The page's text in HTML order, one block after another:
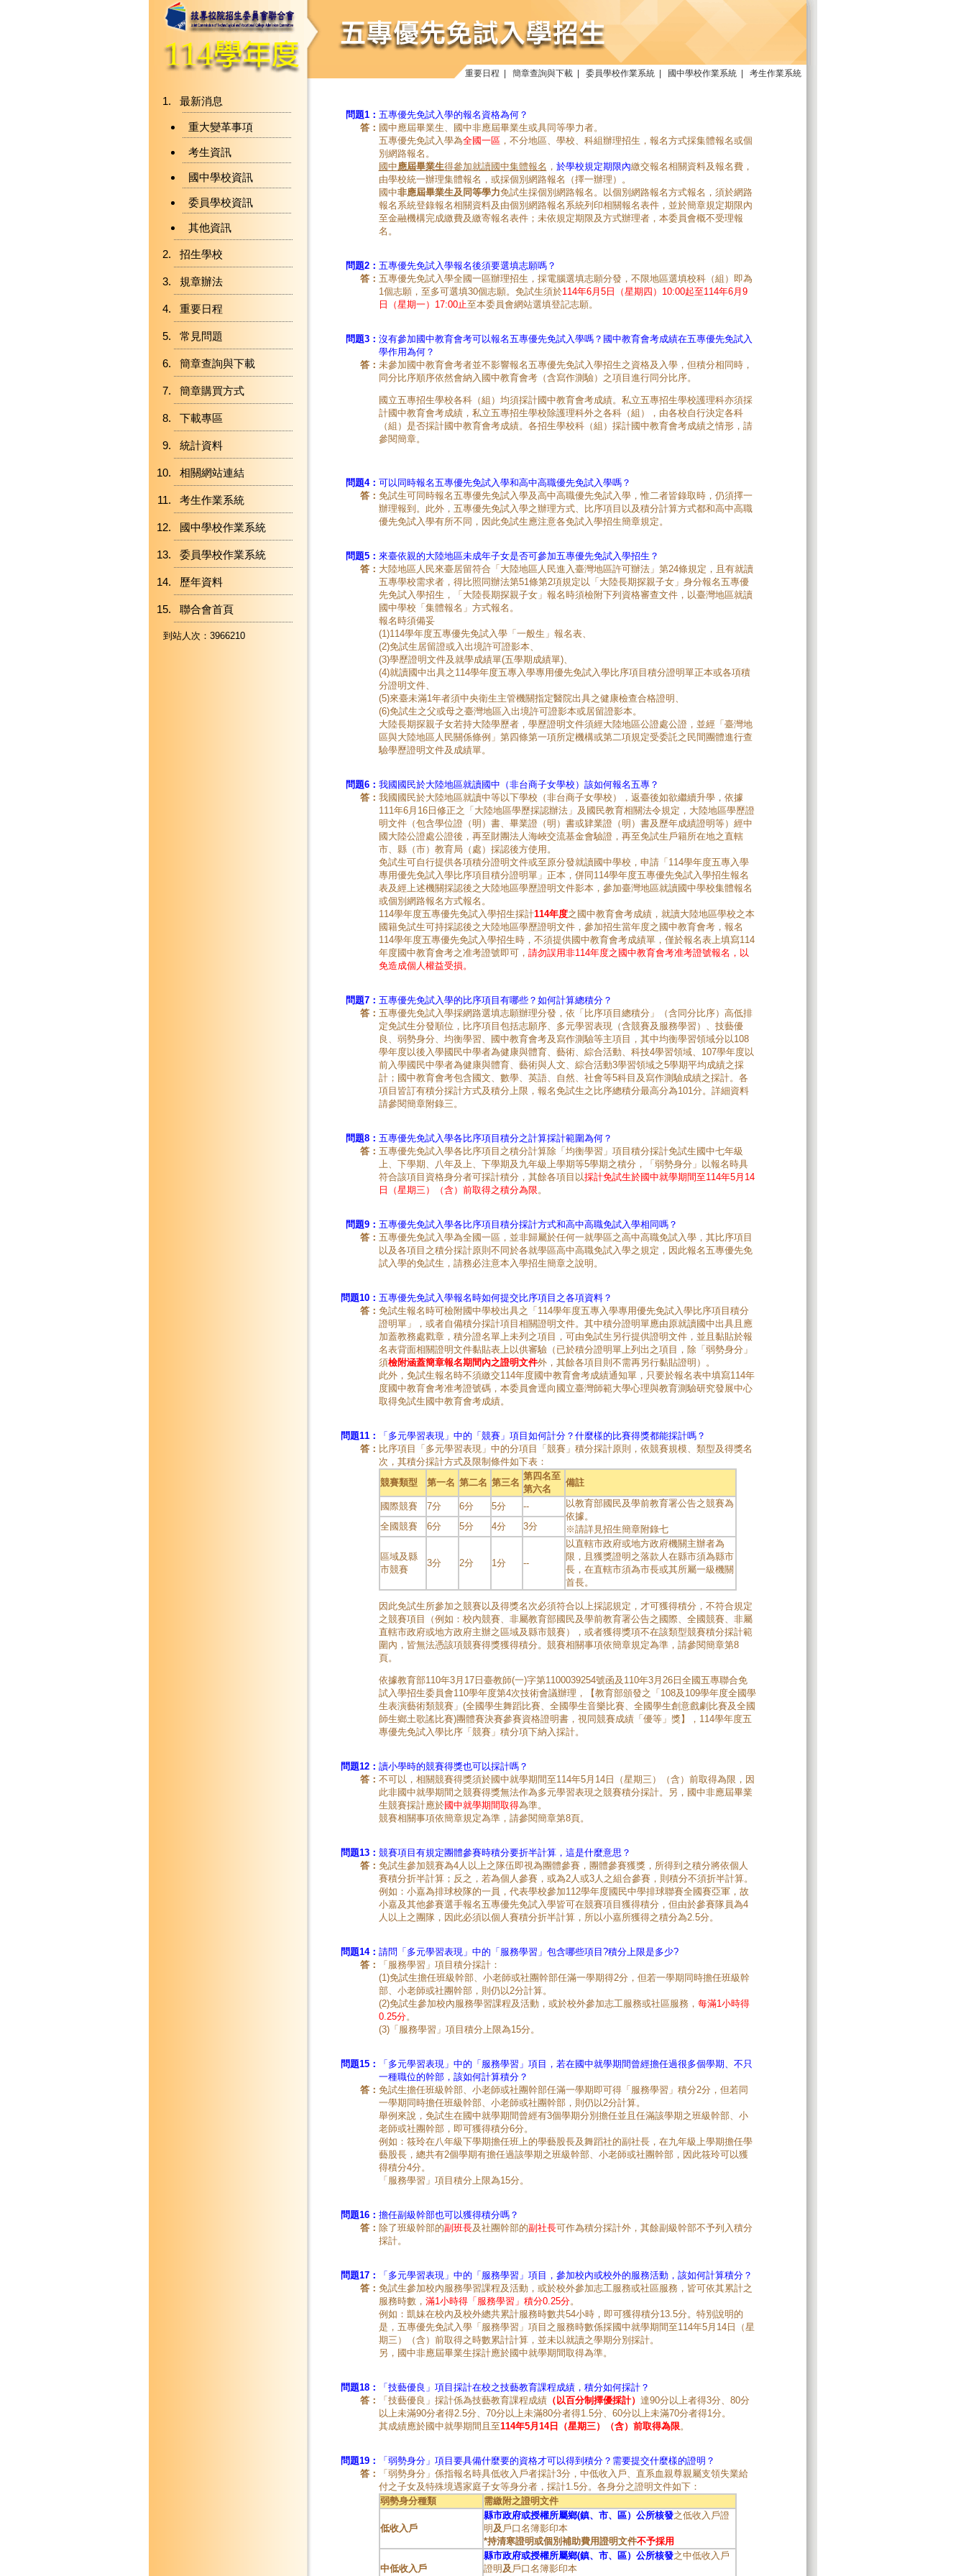
重要日程 簡章查詢與下載 委員學校作業系統 國中學校作業系統 考生作業系統
最新消息
重大變革事項
考生資訊
國中學校資訊
委員學校資訊
其他資訊
招生學校
規章辦法
重要日程
常見問題
簡章查詢與下載
簡章購買方式
下載專區
統計資料
相關網站連結
考生作業系統
國中學校作業系統
委員學校作業系統
歷年資料
聯合會首頁
到站人次：3966210
問題1： 五專優先免試入學的報名資格為何？
答： 國中應屆畢業生、國中非應屆畢業生或具同等學力者。
五專優先免試入學為全國一區，不分地區、學校、科組辦理招生，報名方式採集體報名或個
別網路報名。
國中應屆畢業生得參加就讀國中集體報名 ， 於學校規定期限內繳交報名相關資料及報名費，
由學校統一辦理集體報名，或採個別網路報名（擇一辦理）。
國中非應屆畢業生及同等學力免試生採個別網路報名。以個別網路報名方式報名，須於網路
報名系統登錄報名相關資料及由個別網路報名系統列印相關報名表件，並於簡章規定期限內
至金融機構完成繳費及繳寄報名表件；未依規定期限及方式辦理者，本委員會概不受理報
名。
問題2： 五專優先免試入學報名後須要選填志願嗎？
答： 五專優先免試入學全國一區辦理招生，採電腦選填志願分發，不限地區選填校科（組）即為
1個志願，至多可選填30個志願。免試生須於114年6月5日（星期四）10:00起至114年6月9
日（星期一）17:00止至本委員會網站選填登記志願。
問題3： 沒有參加國中教育會考可以報名五專優先免試入學嗎？國中教育會考成績在五專優先免試入
學作用為何？
答： 未參加國中教育會考者並不影響報名五專優先免試入學招生之資格及入學，但積分相同時，
同分比序順序依然會納入國中教育會考（含寫作測驗）之項目進行同分比序。
國立五專招生學校各科（組）均須採計國中教育會考成績。私立五專招生學校護理科亦須採
計國中教育會考成績，私立五專招生學校除護理科外之各科（組），由各校自行決定各科
（組）是否採計國中教育會考成績。各招生學校科（組）採計國中教育會考成績之情形，請
參閱簡章。
問題4： 可以同時報名五專優先免試入學和高中高職優先免試入學嗎？
答： 免試生可同時報名五專優先免試入學及高中高職優先免試入學，惟二者皆錄取時，仍須擇一
辦理報到。此外，五專優先免試入學之辦理方式、比序項目以及積分計算方式都和高中高職
優先免試入學有所不同，因此免試生應注意各免試入學招生簡章規定。
問題5： 來臺依親的大陸地區未成年子女是否可參加五專優先免試入學招生？
答： 大陸地區人民來臺居留符合「大陸地區人民進入臺灣地區許可辦法」第24條規定，且有就讀
五專學校需求者，得比照同辦法第51條第2項規定以「大陸長期探親子女」身分報名五專優
先免試入學招生，「大陸長期探親子女」報名時須檢附下列資格審查文件，以臺灣地區就讀
國中學校「集體報名」方式報名。
報名時須備妥
(1)114學年度五專優先免試入學「一般生」報名表、
(2)免試生居留證或入出境許可證影本、
(3)學歷證明文件及就學成績單(五學期成績單)、
(4)就讀國中出具之114學年度五專入學專用優先免試入學比序項目積分證明單正本或各項積
分證明文件、
(5)來臺未滿1年者須中央衛生主管機關指定醫院出具之健康檢查合格證明、
(6)免試生之父或母之臺灣地區入出境許可證影本或居留證影本。
大陸長期探親子女若持大陸學歷者，學歷證明文件須經大陸地區公證處公證，並經「臺灣地
區與大陸地區人民關係條例」第四條第一項所定機構或第二項規定受委託之民間團體進行查
驗學歷證明文件及成績單。
問題6： 我國國民於大陸地區就讀國中（非台商子女學校）該如何報名五專？
答： 我國國民於大陸地區就讀中等以下學校（非台商子女學校），返臺後如欲繼續升學，依據
111年6月16日修正之「大陸地區學歷採認辦法」及國民教育相關法令規定，大陸地區學歷證
明文件（包含學位證（明）書、畢業證（明）書或肄業證（明）書及歷年成績證明等）經中
國大陸公證處公證後，再至財團法人海峽交流基金會驗證，再至免試生戶籍所在地之直轄
市、縣（市）教育局（處）採認後方使用。
免試生可自行提供各項積分證明文件或至原分發就讀國中學校，申請「114學年度五專入學
專用優先免試入學比序項目積分證明單」正本，併同114學年度五專優先免試入學招生報名
表及經上述機關採認後之大陸地區學歷證明文件影本，參加臺灣地區就讀國中學校集體報名
或個別網路報名方式報名。
114學年度五專優先免試入學招生採計114年度之國中教育會考成績，就讀大陸地區學校之本
國籍免試生可持採認後之大陸地區學歷證明文件，參加招生當年度之國中教育會考，報名
114學年度五專優先免試入學招生時，不須提供國中教育會考成績單，僅於報名表上填寫114
年度國中教育會考之准考證號即可， 請勿誤用非114年度之國中教育會考准考證號報名，以
免造成個人權益受損。
問題7： 五專優先免試入學的比序項目有哪些？如何計算總積分？
答： 五專優先免試入學採網路選填志願辦理分發，依「比序項目總積分」（含同分比序）高低排
定免試生分發順位，比序項目包括志願序、多元學習表現（含競賽及服務學習）、技藝優
良、弱勢身分、均衡學習、國中教育會考及寫作測驗等主項目，其中均衡學習領域分以108
學年度以後入學國民中學者為健康與體育、藝術、綜合活動、科技4學習領域、107學年度以
前入學國民中學者為健康與體育、藝術與人文、綜合活動3學習領域之5學期平均成績之採
計；國中教育會考包含國文、數學、英語、自然、社會等5科目及寫作測驗成績之採計。各
項目皆訂有積分採計方式及積分上限，報名免試生之比序總積分最高分為101分。詳細資料
請參閱簡章附錄三。
問題8： 五專優先免試入學各比序項目積分之計算採計範圍為何？
答： 五專優先免試入學各比序項目之積分計算除「均衡學習」項目積分採計免試生國中七年級
上、下學期、八年及上、下學期及九年級上學期等5學期之積分，「弱勢身分」以報名時具
符合該項目資格身分者可採計積分，其餘各項目以採計免試生於國中就學期間至114年5月14
日（星期三）（含）前取得之積分為限。
問題9： 五專優先免試入學各比序項目積分採計方式和高中高職免試入學相同嗎？
答： 五專優先免試入學為全國一區，並非歸屬於任何一就學區之高中高職免試入學，其比序項目
以及各項目之積分採計原則不同於各就學區高中高職免試入學之規定，因此報名五專優先免
試入學的免試生，請務必注意本入學招生簡章之說明。
問題10： 五專優先免試入學報名時如何提交比序項目之各項資料？
答： 免試生報名時可檢附國中學校出具之「114學年度五專入學專用優先免試入學比序項目積分
證明單」，或者自備積分採計項目相關證明文件。其中積分證明單應由原就讀國中出具且應
加蓋教務處戳章，積分證名單上未列之項目，可由免試生另行提供證明文件，並且黏貼於報
名表背面相關證明文件黏貼表上以供審驗（已於積分證明單上列出之項目，除「弱勢身分」
須檢附涵蓋簡章報名期間內之證明文件外，其餘各項目則不需再另行黏貼證明）。
此外，免試生報名時不須繳交114年度國中教育會考成績通知單，只要於報名表中填寫114年
度國中教育會考准考證號碼，本委員會逕向國立臺灣師範大學心理與教育測驗研究發展中心
取得免試生國中教育會考成績。
問題11：
「多元學習表現」中的「競賽」項目如何計分？什麼樣的比賽得獎都能採計嗎？
答： 比序項目「多元學習表現」中的分項目「競賽」積分採計原則，依競賽規模、類型及得獎名
次，其積分採計方式及限制條件如下表：
競賽類型
第一名 第二名 第三名
第四名至
第六名
備註
國際競賽 7分 6分 5分 --
以教育部國民及學前教育署公告之競賽為
依據。
※請詳見招生簡章附錄七
全國競賽 6分 5分 4分 3分
區域及縣
市競賽
3分 2分 1分 --
以直轄市政府或地方政府機關主辦者為
限，且獲獎證明之落款人在縣市須為縣市
長，在直轄市須為市長或其所屬一級機關
首長。
因此免試生所參加之競賽以及得獎名次必須符合以上採認規定，才可獲得積分，不符合規定
之競賽項目（例如：校內競賽、非屬教育部國民及學前教育署公告之國際、全國競賽、非屬
直轄市政府或地方政府主辦之區域及縣市競賽），或者獲得獎項不在該類型競賽積分採計範
圍內，皆無法憑該項競賽得獎獲得積分。競賽相關事項依簡章規定為準，請參閱簡章第8
頁。
依據教育部110年3月17日臺教師(一)字第1100039254號函及110年3月26日全國五專聯合免
試入學招生委員會110學年度第4次技術會議辦理，【教育部頒發之「108及109學年度全國學
生表演藝術類競賽」(全國學生舞蹈比賽、全國學生音樂比賽、全國學生創意戲劇比賽及全國
師生鄉土歌謠比賽)團體賽決賽參賽資格證明書，視同競賽成績「優等」獎】，114學年度五
專優先免試入學比序「競賽」積分項下納入採計。
問題12： 讀小學時的競賽得獎也可以採計嗎？
答： 不可以，相關競賽得獎須於國中就學期間至114年5月14日（星期三）（含）前取得為限，因
此非國中就學期間之競賽得獎無法作為多元學習表現之競賽積分採計。另，國中非應屆畢業
生競賽採計應於國中就學期間取得為準。
競賽相關事項依簡章規定為準，請參閱簡章第8頁。
問題13： 競賽項目有規定團體參賽時積分要折半計算，這是什麼意思？
答： 免試生參加競賽為4人以上之隊伍即視為團體參賽，團體參賽獲獎，所得到之積分將依個人
賽積分折半計算；反之，若為個人參賽，或為2人或3人之組合參賽，則積分不須折半計算。
例如：小嘉為排球校隊的一員，代表學校參加112學年度國民中學排球聯賽全國賽亞軍，故
小嘉及其他參賽選手報名五專優先免試入學皆可在競賽項目獲得積分，但由於參賽隊員為4
人以上之團隊，因此必須以個人賽積分折半計算，所以小嘉所獲得之積分為2.5分。
問題14： 請問「多元學習表現」中的「服務學習」包含哪些項目?積分上限是多少?
答：
「服務學習」項目積分採計：
(1)免試生擔任班級幹部、小老師或社團幹部任滿一學期得2分，但若一學期同時擔任班級幹
部、小老師或社團幹部，則仍以2分計算。
(2)免試生參加校內服務學習課程及活動，或於校外參加志工服務或社區服務， 每滿1小時得
0.25分。
(3)「服務學習」項目積分上限為15分。
問題15：
「多元學習表現」中的「服務學習」項目，若在國中就學期間曾經擔任過很多個學期、不只
一種職位的幹部，該如何計算積分？
答： 免試生擔任班級幹部、小老師或社團幹部任滿一學期即可得「服務學習」積分2分，但若同
一學期同時擔任班級幹部、小老師或社團幹部，則仍以2分計算。
舉例來說，免試生在國中就學期間曾經有3個學期分別擔任並且任滿該學期之班級幹部、小
老師或社團幹部，即可獲得積分6分。
例如：筱玲在八年級下學期擔任班上的學藝股長及舞蹈社的副社長，在九年級上學期擔任學
藝股長，總共有2個學期有擔任過該學期之班級幹部、小老師或社團幹部，因此筱玲可以獲
得積分4分。
「服務學習」項目積分上限為15分。
問題16： 擔任副級幹部也可以獲得積分嗎？
答： 除了班級幹部的副班長及社團幹部的副社長可作為積分採計外，其餘副級幹部不予列入積分
採計。
問題17：
「多元學習表現」中的「服務學習」項目，參加校內或校外的服務活動，該如何計算積分？
答： 免試生參加校內服務學習課程及活動，或於校外參加志工服務或社區服務，皆可依其累計之
服務時數， 滿1小時得「服務學習」積分0.25分。
例如：凱妹在校內及校外總共累計服務時數共54小時，即可獲得積分13.5分。特別說明的
是，五專優先免試入學「服務學習」項目之服務時數係採國中就學期間至114年5月14日（星
期三）（含）前取得之時數累計計算，並未以就讀之學期分別採計。
另，國中非應屆畢業生採計應於國中就學期間取得為準。
問題18：
「技藝優良」項目採計在校之技藝教育課程成績，積分如何採計？
答：
「技藝優良」採計係為技藝教育課程成績（以百分制擇優採計） 達90分以上者得3分、80分
以上未滿90分者得2.5分、70分以上未滿80分者得1.5分、60分以上未滿70分者得1分。
其成績應於國中就學期間且至114年5月14日（星期三）（含）前取得為限。
問題19：
「弱勢身分」項目要具備什麼要的資格才可以得到積分？需要提交什麼樣的證明？
答：
「弱勢身分」係指報名時具低收入戶者採計3分，中低收入戶、直系血親尊親屬支領失業給
付之子女及特殊境遇家庭子女等身分者，採計1.5分。各身分之證明文件如下：
弱勢身分種類
需繳附之證明文件
低收入戶
縣市政府或授權所屬鄉(鎮、市、區）公所核發之低收入戶證
明及 戶口名簿影印本
*持清寒證明或個別補助費用證明文件不予採用
中低收入戶
縣市政府或授權所屬鄉(鎮、市、區）公所核發之中低收入戶
證明及 戶口名簿影印本